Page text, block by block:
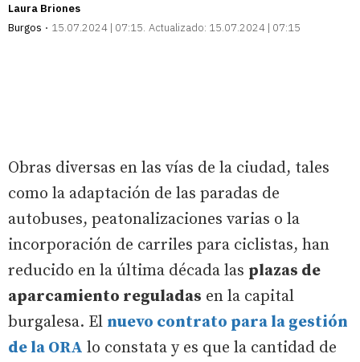
Laura Briones
Burgos
15.07.2024 | 07:15 Actualizado: 15.07.2024 | 07:15
Obras diversas en las vías de la ciudad, tales
como la adaptación de las paradas de
autobuses, peatonalizaciones varias o la
incorporación de carriles para ciclistas, han
reducido en la última década las plazas de
aparcamiento reguladas en la capital
burgalesa. El nuevo contrato para la gestión
de la ORA lo constata y es que la cantidad de